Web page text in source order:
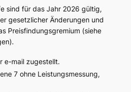
sind für das Jahr 2026 gültig,
gesetzlicher Änderungen und
Preisfindungsgremium (siehe
e-mail zugestellt.
7 ohne Leistungsmessung,